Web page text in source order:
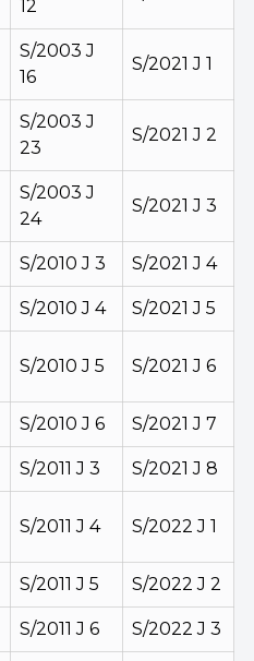
12
S/2003 J
16
S/2021 J 1
S/2003 J
23
S/2021 J 2
S/2003 J
24
S/2021 J 3
S/2010 J 3 S/2021 J 4
S/2010 J 4 S/2021 J 5
S/2010 J 5 S/2021 J 6
S/2010 J 6 S/2021 J 7
S/2011 J 3 S/2021 J 8
S/2011 J 4 S/2022 J 1
S/2011 J 5 S/2022 J 2
S/2011 J 6 S/2022 J 3